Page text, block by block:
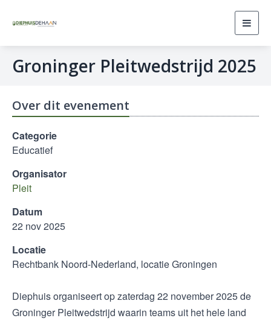
Groninger Pleitwedstrijd 2025
Over dit evenement
Categorie
Educatief
Organisator
Pleit
Datum
22 nov 2025
Locatie
Rechtbank Noord-Nederland, locatie Groningen
Diephuis organiseert op zaterdag 22 november 2025 de
Groninger Pleitwedstrijd waarin teams uit het hele land